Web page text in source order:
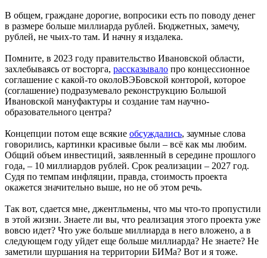
В общем, граждане дорогие, вопросики есть по поводу денег
в размере больше миллиарда рублей. Бюджетных, замечу,
рублей, не чьих-то там. И начну я издалека.
Помните, в 2023 году правительство Ивановской области,
захлебываясь от восторга, рассказывало про концессионное
соглашение с какой-то околоВЭБовской конторой, которое
(соглашение) подразумевало реконструкцию Большой
Ивановской мануфактуры и создание там научно-
образовательного центра?
Концепции потом еще всякие обсуждались, заумные слова
говорились, картинки красивые были – всё как мы любим.
Общий объем инвестиций, заявленный в середине прошлого
года, – 10 миллиардов рублей. Срок реализации – 2027 год.
Судя по темпам инфляции, правда, стоимость проекта
окажется значительно выше, но не об этом речь.
Так вот, сдается мне, джентльмены, что мы что-то пропустили
в этой жизни. Знаете ли вы, что реализация этого проекта уже
вовсю идет? Что уже больше миллиарда в него вложено, а в
следующем году уйдет еще больше миллиарда? Не знаете? Не
заметили шуршания на территории БИМа? Вот и я тоже.